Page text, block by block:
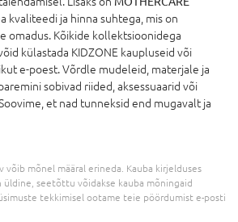
kvaliteedi ja hinna suhtega, mis on
omadus. Kõikide kollektsioonidega
külastada KIDZONE kaupluseid või
e-poest. Võrdle mudeleid, materjale ja
sobivad riided, aksessuaarid või
et nad tunneksid end mugavalt ja
võib mõnel määral erineda. Kauba kirjelduses
seetõttu võidakse kauba mõningaid
tekkimisel ootame teie pöördumist e-posti